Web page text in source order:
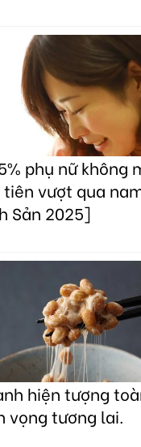
phụ nữ không
vượt qua
Sản 2025]
hiện tượng
vọng tương lai.